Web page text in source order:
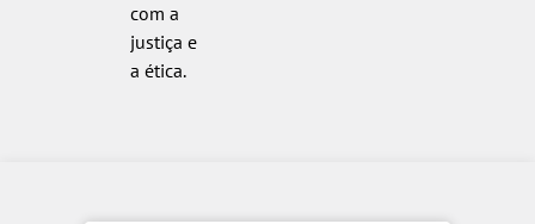
com a
justiça e
a ética.